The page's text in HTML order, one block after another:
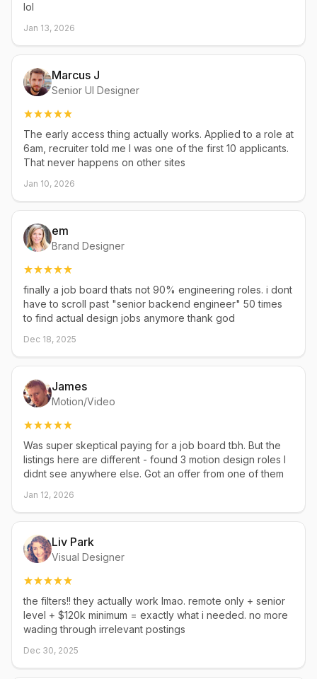
lol
Jan 13, 2026
Marcus J
Senior UI Designer
The early access thing actually works. Applied to a role at
6am, recruiter told me I was one of the first 10 applicants.
That never happens on other sites
Jan 10, 2026
em
Brand Designer
finally a job board thats not 90% engineering roles. i dont
have to scroll past "senior backend engineer" 50 times
to find actual design jobs anymore thank god
Dec 18, 2025
James
Motion/Video
Was super skeptical paying for a job board tbh. But the
listings here are different - found 3 motion design roles I
didnt see anywhere else. Got an offer from one of them
Jan 12, 2026
Liv Park
Visual Designer
the filters!! they actually work lmao. remote only + senior
level + $120k minimum = exactly what i needed. no more
wading through irrelevant postings
Dec 30, 2025